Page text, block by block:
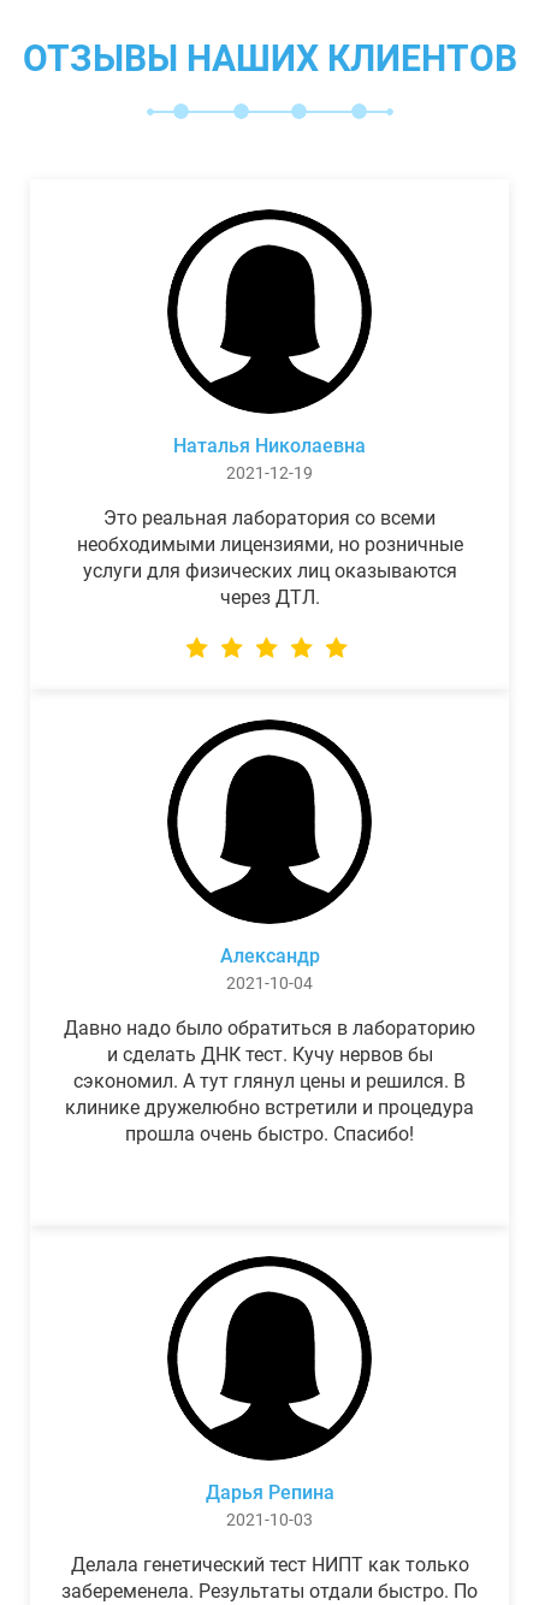
ОТЗЫВЫ НАШИХ КЛИЕНТОВ
Наталья Николаевна
2021-12-19
Это реальная лаборатория со всеми
необходимыми лицензиями, но розничные
услуги для физических лиц оказываются
через ДТЛ.
Александр
2021-10-04
Давно надо было обратиться в лабораторию
и сделать ДНК тест. Кучу нервов бы
сэкономил. А тут глянул цены и решился. В
клинике дружелюбно встретили и процедура
прошла очень быстро. Спасибо!
Дарья Репина
2021-10-03
Делала генетический тест НИПТ как только
забеременела. Результаты отдали быстро. По